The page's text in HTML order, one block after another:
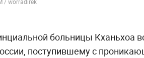
/ worradirek
больницы Кханьхоа
поступившему с